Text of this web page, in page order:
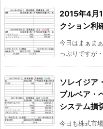
2015年4月
クション利
今日はまぁま
っぷりですが
ソレイジア
ブルベア・
システム損
今日も株式市